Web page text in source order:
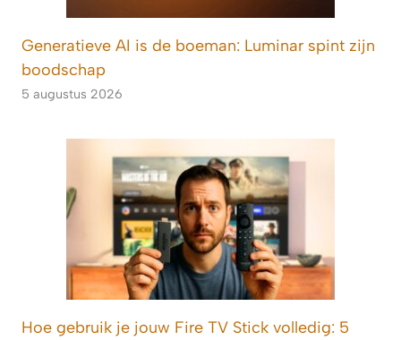
Generatieve AI is de boeman: Luminar spint zijn
boodschap
5 augustus 2026
Hoe gebruik je jouw Fire TV Stick volledig: 5